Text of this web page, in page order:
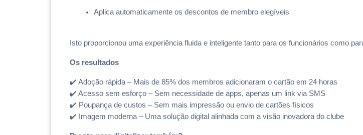
Aplica automaticamente os descontos de membro elegíveis
Isto proporcionou uma experiência fluida e inteligente tanto para os funcionários como
Os resultados
✔️ Adoção rápida – Mais de 85% dos membros adicionaram o cartão em 24 horas
✔️ Acesso sem esforço – Sem necessidade de apps, apenas um link via SMS
✔️ Poupança de custos – Sem mais impressão ou envio de cartões físicos
✔️ Imagem moderna – Uma solução digital alinhada com a visão inovadora do clube